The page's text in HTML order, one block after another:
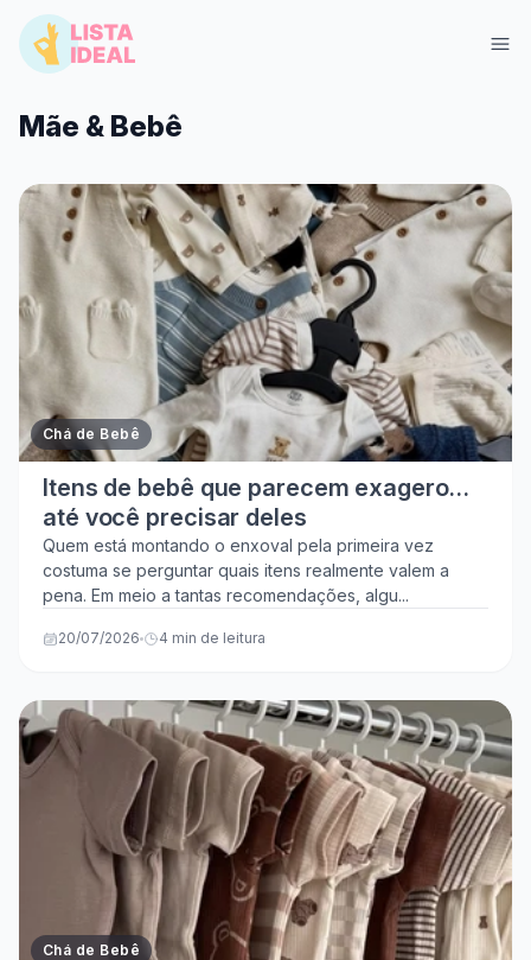
Entrar Criar Lista Grátis
Mãe & Bebê
Chá de Bebê
Itens de bebê que parecem exagero…
até você precisar deles
Quem está montando o enxoval pela primeira vez
costuma se perguntar quais itens realmente valem a
pena. Em meio a tantas recomendações, algu...
20/07/2026 4 min de leitura
Chá de Bebê